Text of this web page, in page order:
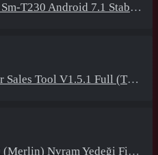
Android 7.1 Stabil Eba Destekli Yazılım
Full (Tüm Mtk Işlemcili Cihazları Meta Moda Alma)
Nvram Yedeği Fix Nv By Dft Pro